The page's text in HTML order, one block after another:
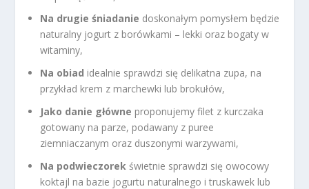
Na drugie śniadanie doskonałym pomysłem będzie
naturalny jogurt z borówkami – lekki oraz bogaty w
witaminy,
Na obiad idealnie sprawdzi się delikatna zupa, na
przykład krem z marchewki lub brokułów,
Jako danie główne proponujemy filet z kurczaka
gotowany na parze, podawany z puree
ziemniaczanym oraz duszonymi warzywami,
Na podwieczorek świetnie sprawdzi się owocowy
koktajl na bazie jogurtu naturalnego i truskawek lub